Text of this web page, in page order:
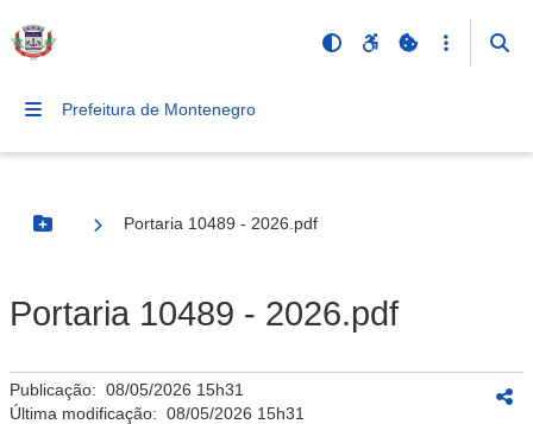
Prefeitura de Montenegro
Botão Menu
Portaria 10489 - 2026.pdf
Portaria 10489 - 2026.pdf
Publicação: 08/05/2026 15h31
Última modificação: 08/05/2026 15h31